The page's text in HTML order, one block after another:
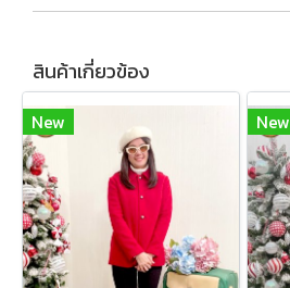
สินค้าเกี่ยวข้อง
New New